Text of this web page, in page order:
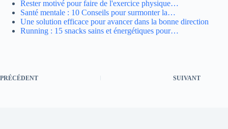
Rester motivé pour faire de l'exercice physique…
Santé mentale : 10 Conseils pour surmonter la…
Une solution efficace pour avancer dans la bonne direction
Running : 15 snacks sains et énergétiques pour…
PRÉCÉDENT SUIVANT